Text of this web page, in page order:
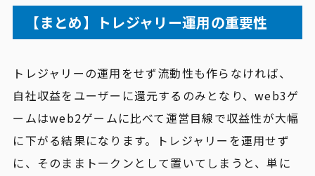
【まとめ】トレジャリー運用の重要性
トレジャリーの運用をせず流動性も作らなければ、
自社収益をユーザーに還元するのみとなり、web3ゲ
ームはweb2ゲームに比べて運営目線で収益性が大幅
に下がる結果になります。トレジャリーを運用せず
に、そのままトークンとして置いてしまうと、単に